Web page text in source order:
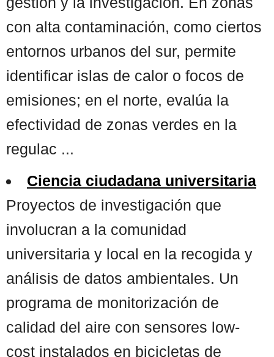
con alta contaminación, como ciertos
entornos urbanos del sur, permite
identificar islas de calor o focos de
emisiones; en el norte, evalúa la
efectividad de zonas verdes en la
regulac ...
Ciencia ciudadana universitaria
Proyectos de investigación que
involucran a la comunidad
universitaria y local en la recogida y
análisis de datos ambientales. Un
programa de monitorización de
calidad del aire con sensores low-
cost instalados en bicicletas de